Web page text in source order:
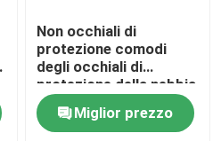
Non occhiali di
protezione comodi
degli occhiali di
protezione della nebbia
con la cinghia elastica
nera Miglior prezzo